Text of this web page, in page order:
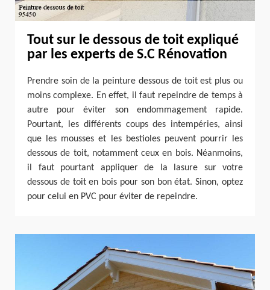
Tout sur le dessous de toit expliqué
par les experts de S.C Rénovation
Prendre soin de la peinture dessous de toit est plus ou
moins complexe. En effet, il faut repeindre de temps à
autre pour éviter son endommagement rapide.
Pourtant, les différents coups des intempéries, ainsi
que les mousses et les bestioles peuvent pourrir les
dessous de toit, notamment ceux en bois. Néanmoins,
il faut pourtant appliquer de la lasure sur votre
dessous de toit en bois pour son bon état. Sinon, optez
pour celui en PVC pour éviter de repeindre.